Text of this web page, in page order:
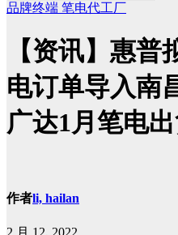
品牌终端 笔电代工厂
【资讯】惠
电订单导入南
广达1月笔电
作者li, hailan